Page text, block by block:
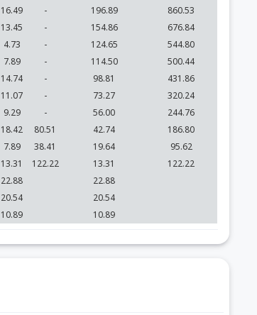
16.49 - 196.89 860.53
13.45 - 154.86 676.84
4.73 - 124.65 544.80
7.89 - 114.50 500.44
14.74 - 98.81 431.86
11.07 - 73.27 320.24
9.29 - 56.00 244.76
18.42 80.51 42.74 186.80
7.89 38.41 19.64 95.62
13.31 122.22 13.31 122.22
22.88 22.88
20.54 20.54
10.89 10.89